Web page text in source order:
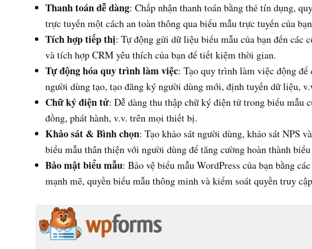
Thanh toán dễ dàng: Chấp nhận thanh toán bằng thẻ tín dụng,
trực tuyến một cách an toàn thông qua biểu mẫu trực tuyến của
Tích hợp tiếp thị: Tự động gửi dữ liệu biểu mẫu của bạn đến các
và tích hợp CRM yêu thích của bạn để tiết kiệm thời gian.
Tự động hóa quy trình làm việc: Tạo quy trình làm việc động để
người dùng tạo, tạo đăng ký người dùng mới, định tuyến dữ liệu,
Chữ ký điện tử: Dễ dàng thu thập chữ ký điện tử trong biểu mẫu
đồng, phát hành, v.v. trên mọi thiết bị.
Khảo sát & Bình chọn: Tạo khảo sát người dùng, khảo sát NPS
biểu mẫu thân thiện với người dùng để tăng cường hoàn thành
Bảo mật biểu mẫu: Bảo vệ biểu mẫu WordPress của bạn bằng
mạnh mẽ, quyền biểu mẫu thông minh và kiểm soát quyền truy